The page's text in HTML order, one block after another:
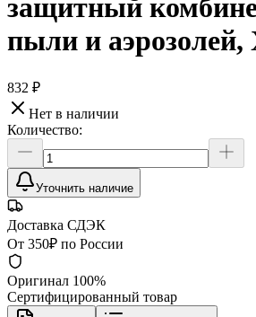
защитный
пыли и аэрозолей,
832 ₽
Нет в наличии
Количество:
Уточнить наличие
Доставка СДЭК
От 350₽ по России
Оригинал 100%
Сертифицированный товар